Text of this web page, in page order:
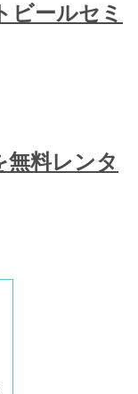
ールセミ
料レンタ